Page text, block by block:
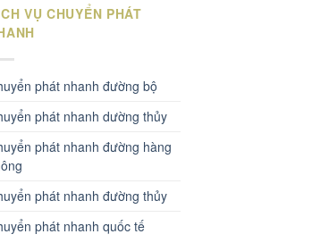
VỤ CHUYỂN PHÁT
phát nhanh đường bộ
phát nhanh dường thủy
phát nhanh đường hàng
phát nhanh đường thủy
phát nhanh quốc tế